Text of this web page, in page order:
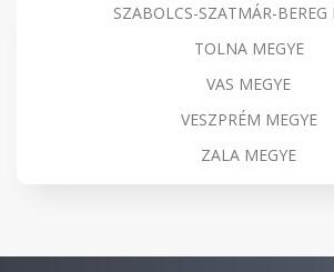
SZABOLCS-SZATMÁR-BEREG
TOLNA MEGYE
VAS MEGYE
VESZPRÉM MEGYE
ZALA MEGYE